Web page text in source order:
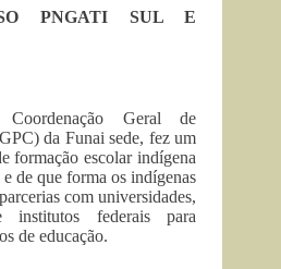
PNGATI SUL E
Geral de
da Funai sede, fez um
formação escolar indígena
de que forma os indígenas
com universidades,
federais para
de educação.